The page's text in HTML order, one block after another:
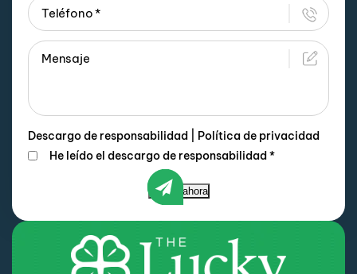
Descargo de responsabilidad
Política de privacidad
He leído el descargo de responsabilidad*
Enviar ahora